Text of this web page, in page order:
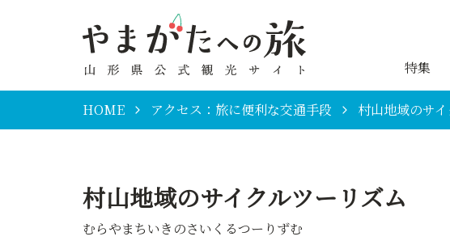
特集
HOME アクセス：旅に便利な交通手段 村山地域のサ
村山地域のサイクルツーリズム
むらやまちいきのさいくるつーりずむ